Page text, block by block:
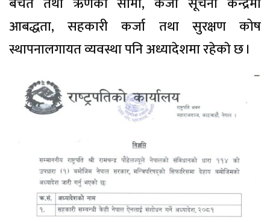
आबद्धता, सहकारी कर्जा तथा सुरक्षण कोष
स्थापनालगायत व्यवस्था पनि अध्यादेशमा रहेकाे छ ।